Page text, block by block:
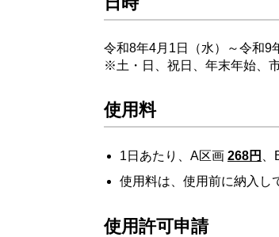
令和8年4月1日（水）～令和9
※土・日、祝日、年末年始、
使用料
1日あたり、A区画 268円
使用料は、使用前に納入し
使用許可申請